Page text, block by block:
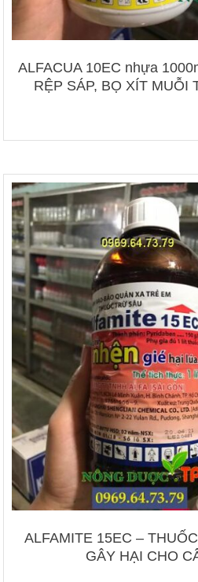
ALFACUA 10EC nhựa
RỆP SÁP, BỌ XÍT MUỖI
ALFAMITE 15EC –
GÂY HẠI CHO